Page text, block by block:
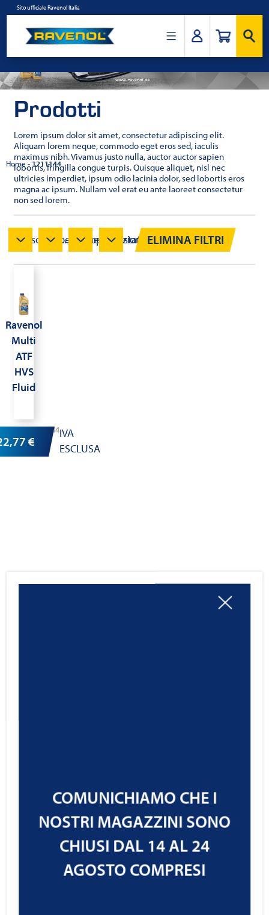
Salta
contenuto
Sito ufficiale Ravenol Italia
Ravenol
COMUNICHIAMO CHE I
NOSTRI MAGAZZINI SONO
CHIUSI DAL 14 AL 24
AGOSTO COMPRESI
Home - 1211144
Prodotti
Lorem ipsum dolor sit amet, consectetur adipiscing elit.
Aliquam lorem neque, commodo eget eros sed, iaculis
maximus nibh. Vivamus justo nulla, auctor auctor sapien
lobortis, fringilla congue turpis. Quisque aliquet, nisl nec
ultricies imperdiet, ipsum odio lacinia dolor, sed lobortis eros
magna ac ipsum. Nullam vel erat eu ante laoreet consectetur
non sed lorem.
Viscosità...Specifiche...Approvazioni...
Testato...ELIMINA FILTRI
Ravenol
Multi
ATF
HVS
Fluid
Cod.1211144
€
IVA
ESCLUSA